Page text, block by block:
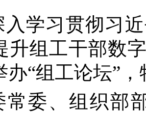
入学习贯彻习
升组工干部数
办“组工论坛”
常委、组织部